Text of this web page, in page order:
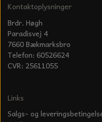
Kontaktoplysninger
Brdr. Høgh
Paradisvej 4
7660 Bækmarksbro
Telefon: 60526624
CVR: 25611055
Links
Salgs- og